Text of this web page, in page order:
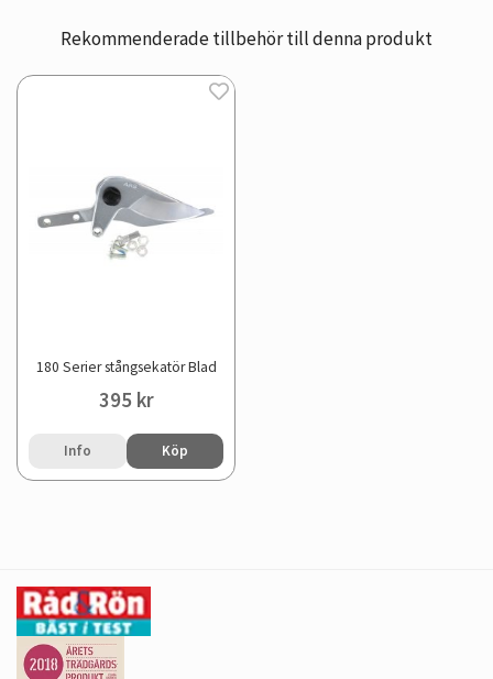
Rekommenderade tillbehör till denna produkt
180 Serier stångsekatör Blad
395 kr
Info Köp